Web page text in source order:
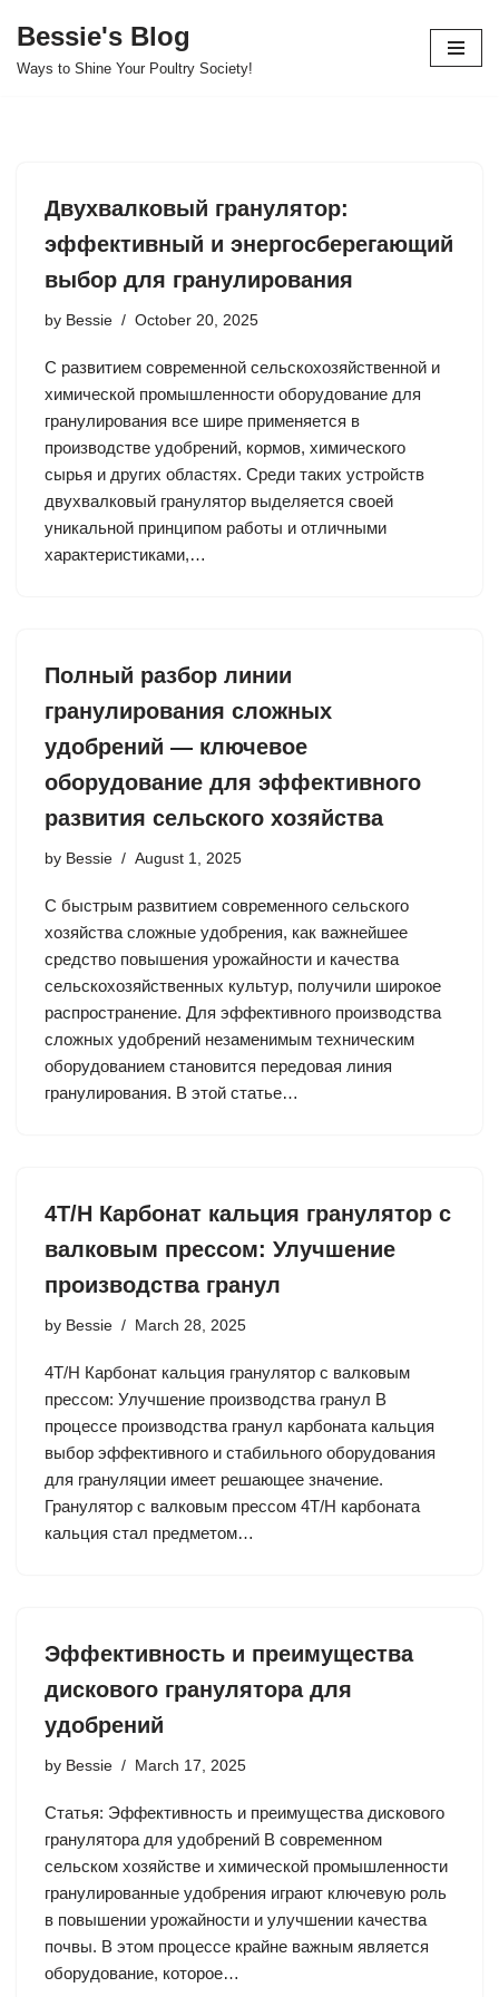
Skip
Bessie's Blog
Ways to Shine Your Poultry Society!
Двухвалковый гранулятор:
эффективный и энергосберегающий
выбор для гранулирования
by Bessie October 20, 2025
С развитием современной сельскохозяйственной и
химической промышленности оборудование для
гранулирования все шире применяется в
производстве удобрений, кормов, химического
сырья и других областях. Среди таких устройств
двухвалковый гранулятор выделяется своей
уникальной принципом работы и отличными
характеристиками,…
Полный разбор линии
гранулирования сложных
удобрений — ключевое
оборудование для эффективного
развития сельского хозяйства
by Bessie August 1, 2025
С быстрым развитием современного сельского
хозяйства сложные удобрения, как важнейшее
средство повышения урожайности и качества
сельскохозяйственных культур, получили широкое
распространение. Для эффективного производства
сложных удобрений незаменимым техническим
оборудованием становится передовая линия
гранулирования. В этой статье…
4T/H Карбонат кальция гранулятор с
валковым прессом: Улучшение
производства гранул
by Bessie March 28, 2025
4T/H Карбонат кальция гранулятор с валковым
прессом: Улучшение производства гранул В
процессе производства гранул карбоната кальция
выбор эффективного и стабильного оборудования
для грануляции имеет решающее значение.
Гранулятор с валковым прессом 4T/H карбоната
кальция стал предметом…
Эффективность и преимущества
дискового гранулятора для
удобрений
by Bessie March 17, 2025
Статья: Эффективность и преимущества дискового
гранулятора для удобрений В современном
сельском хозяйстве и химической промышленности
гранулированные удобрения играют ключевую роль
в повышении урожайности и улучшении качества
почвы. В этом процессе крайне важным является
оборудование, которое…